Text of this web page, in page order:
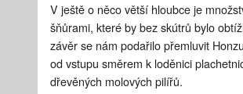
V ještě o něco větší hloubce je
šňůrami, které by bez skútrů bylo
závěr se nám podařilo přemluvit
od vstupu směrem k loděnici
dřevěných molových pilířů.